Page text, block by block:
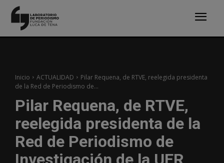
Inicio ACTUALIDAD
Pilar Requena, de RTVE, reelegida presidenta
de la Red de Periodismo de...
Pilar Requena, de RTVE,
reelegida presidenta de la
Red de Periodismo de